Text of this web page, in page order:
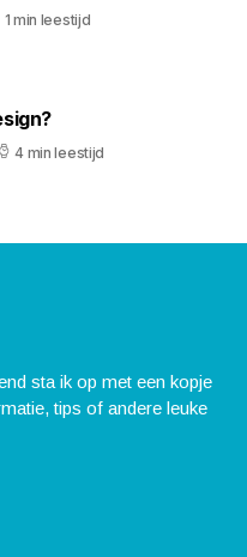
1 min leestijd
4 min leestijd
sta ik op met een kopje
tips of andere leuke